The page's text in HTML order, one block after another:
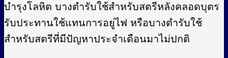
บำรุงโลหิต บางตำรับใช้สำหรับสตรีหลังคลอดบุตร
รับประทานใช้แทนการอยู่ไฟ หรือบางตำรับใช้
สำหรับสตรีที่มีปัญหาประจำเดือนมาไม่ปกติ